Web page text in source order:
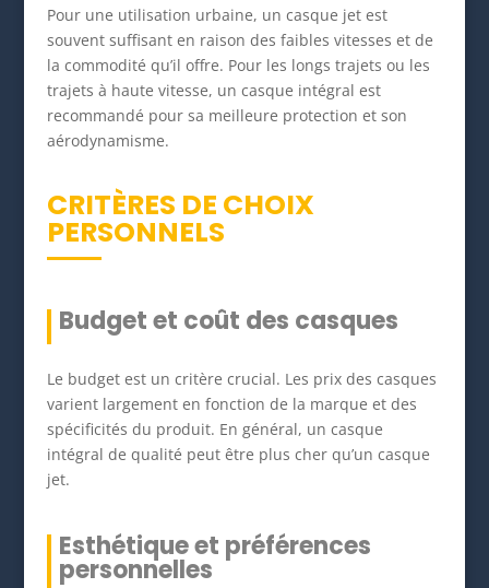
Pour une utilisation urbaine, un casque jet est
souvent suffisant en raison des faibles vitesses et de
la commodité qu’il offre. Pour les longs trajets ou les
trajets à haute vitesse, un casque intégral est
recommandé pour sa meilleure protection et son
aérodynamisme.
CRITÈRES DE CHOIX
PERSONNELS
Budget et coût des casques
Le budget est un critère crucial. Les prix des casques
varient largement en fonction de la marque et des
spécificités du produit. En général, un casque
intégral de qualité peut être plus cher qu’un casque
jet.
Esthétique et préférences
personnelles